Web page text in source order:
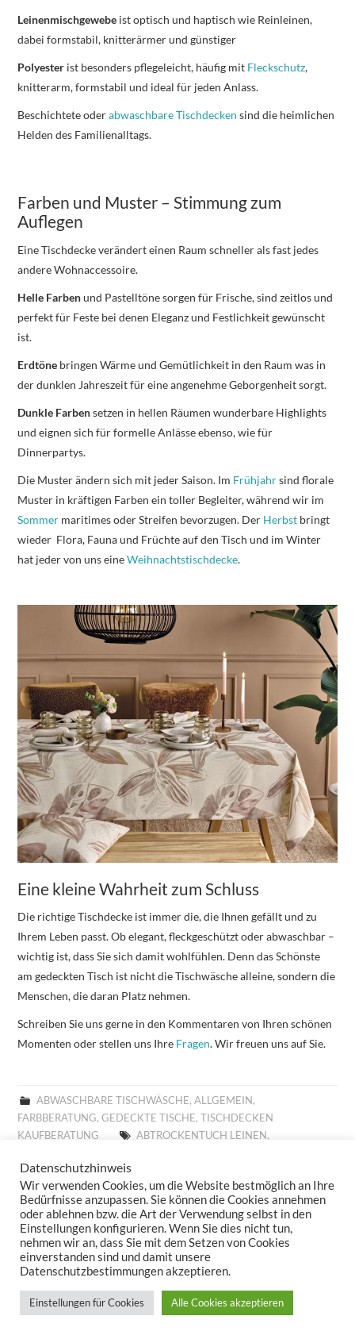
Leinenmischgewebe ist optisch und haptisch wie Reinleinen,
dabei formstabil, knitterärmer und günstiger
Polyester ist besonders pflegeleicht, häufig mit Fleckschutz,
knitterarm, formstabil und ideal für jeden Anlass.
Beschichtete oderabwaschbare Tischdecken sind die heimlichen
Helden des Familienalltags.
Farben und Muster – Stimmung zum
Auflegen
Eine Tischdecke verändert einen Raum schneller als fast jedes
andere Wohnaccessoire.
Helle Farbenund Pastelltöne sorgen für Frische, sind zeitlos und
perfekt für Feste bei denen Eleganz und Festlichkeit gewünscht
ist.
Erdtöne bringen Wärme und Gemütlichkeit in den Raum was in
der dunklen Jahreszeit für eine angenehme Geborgenheit sorgt.
Dunkle Farbensetzen in hellen Räumen wunderbare Highlights
und eignen sich für formelle Anlässe ebenso, wie für
Dinnerpartys.
Die Muster ändern sich mit jeder Saison. Im Frühjahrsind florale
Muster in kräftigen Farben ein toller Begleiter, während wir im
Sommer maritimes oder Streifen bevorzugen. Der Herbst bringt
wieder Flora, Fauna und Früchte auf den Tisch und im Winter
hat jeder von uns eineWeihnachtstischdecke.
Eine kleine Wahrheit zum Schluss
Die richtige Tischdecke ist immer die, die Ihnen gefällt und zu
Ihrem Leben passt. Ob elegant, fleckgeschützt oder abwaschbar –
wichtig ist, dass Sie sich damit wohlfühlen. Denn das Schönste
am gedeckten Tisch ist nicht die Tischwäsche alleine, sondern die
Menschen, die daran Platz nehmen.
Schreiben Sie uns gerne in den Kommentaren von Ihren schönen
Momenten oder stellen uns Ihre Fragen. Wir freuen uns auf Sie.
ABWASCHBARE TISCHWÄSCHE, ALLGEMEIN ,
FARBBERATUNG,GEDECKTE TISCHE,TISCHDECKEN
KAUFBERATUNG
ABTROCKENTUCH LEINEN,
ABTROCKENTÜCHER SANDER
ABWASCHBARE TISCHSETS,ABWASCHBARE TISCHWÄSCHE,
ABWASCHBARES TISCHSET ,ABWASCHBARES TISCHTUCH,
ABWASCHTUCH SANDER
ABWASCHTÜCHER SANDER
ABWISCHBARE TISCHDECKE, ABWISCHBARE TISCHDECKEN
ABWISCHBARE TISCHLÄUFER,ABWISCHBARE TISCHTÜCHER
ABWISCHBARES TISCHTUCH,ALLROUND BASKET FRÜHLING
ALLROUND BASKET GOBELIN,ALLROUND BASKET
WEIHNACHTEN,ALLTAGSTISCHDECKE,AUFLEGER GOBELIN
Datenschutzhinweis
Wir verwenden Cookies, um die Website bestmöglich an Ihre
Bedürfnisse anzupassen. Sie können die Cookies annehmen
oder ablehnen bzw. die Art der Verwendung selbst in den
Einstellungen konfigurieren. Wenn Sie dies nicht tun,
nehmen wir an, dass Sie mit dem Setzen von Cookies
einverstanden sind und damit unsere
Datenschutzbestimmungen akzeptieren.
Einstellungen für Cookies Alle Cookies akzeptieren